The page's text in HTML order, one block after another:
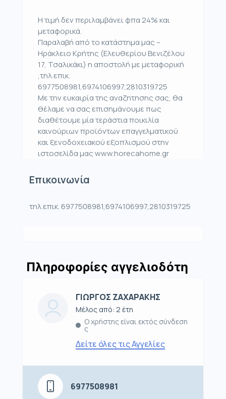
Η τιμή δεν περιλαμβάνει φπα 24% και
μεταφορικά.
Παραλαβή από το κατάστημα μας –
Ηράκλειο Κρήτης (Ελευθερίου Βενιζέλου
17, Τσαλικάκι) η αποστολή με μεταφορική
,τηλ.επικ.
6977508981,6974106997,2810319725
Με την ευκαιρία της αναζητησης σας, θα
θέλαμε να σας επισημάνουμε πως
διαθέτουμε μία τεράστια ποικιλία
καινούριων προϊόντων επαγγελματικού
και ξενοδοχειακού εξοπλισμού στην
ιστοσελίδα μας www.horecahome.gr
Επικοινωνία
τηλ.επικ. 6977508981,6974106997,2810319725
Πληροφορίες αγγελιοδότη
ΓΙΩΡΓΟΣ ΖΑΧΑΡΑΚΗΣ
Μέλος από: 2 έτη
Ο χρήστης είναι εκτός σύνδεση
ς
Δείτε όλες τις Αγγελίες
6977508981